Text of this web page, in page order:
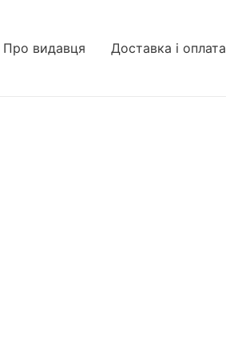
Про видавця Доставка і оплата